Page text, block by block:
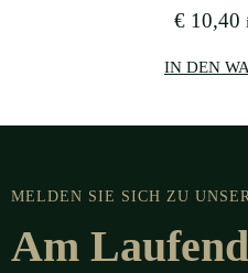
€10,40
IN DEN
MELDEN SIE SICH ZU
Am